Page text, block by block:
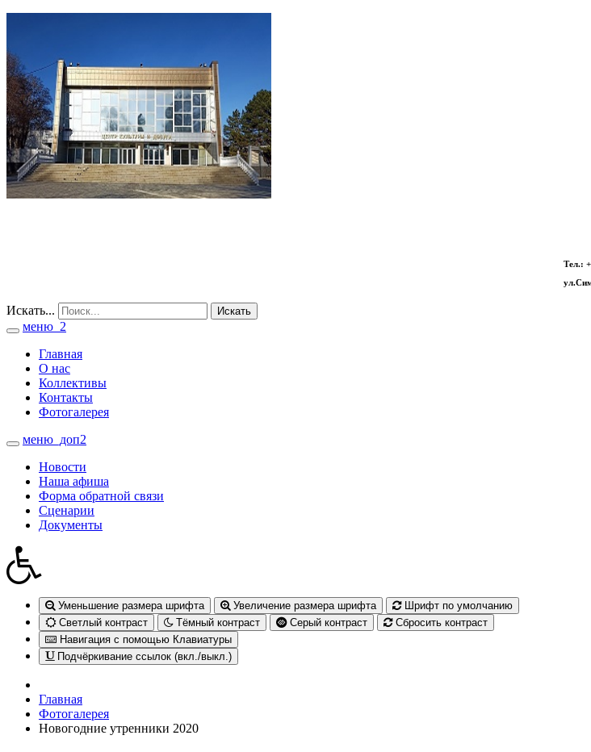
Тел.:
Искать... Искать
Toggle
navigation
меню_2
Главная
О нас
Коллективы
Контакты
Фотогалерея
Toggle
navigation
меню_доп2
Новости
Наша афиша
Форма обратной связи
Сценарии
Документы
Уменьшение размера шрифта Увеличение размера шрифта
Шрифт по умолчанию
Светлый контраст
Тёмный контраст Серый контраст
Сбросить контраст
Навигация с помощью Клавиатуры
Подчёркивание ссылок (вкл./выкл.)
Главная
Фотогалерея
Новогодние утренники 2020